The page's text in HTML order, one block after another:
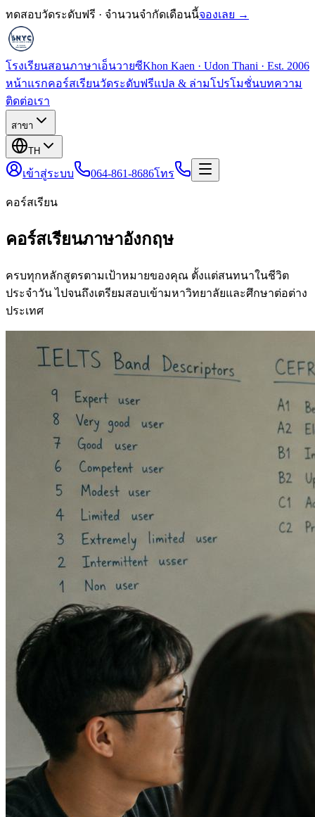
ทดสอบวัดระดับฟรี · จำนวนจำกัดเดือนนี้จองเลย →
โรงเรียนสอนภาษาเอ็นวายซีKhon Kaen · Udon Thani · Est. 2006
หน้าแรกคอร์สเรียนวัดระดับฟรีแปล & ล่ามโปรโมชั่นบทความ
ติดต่อเรา
สาขา
TH
เข้าสู่ระบบ 064-861-8686โทร
คอร์สเรียน
คอร์สเรียนภาษาอังกฤษ
ครบทุกหลักสูตรตามเป้าหมายของคุณ ตั้งแต่สนทนาในชีวิต
ประจำวัน ไปจนถึงเตรียมสอบเข้ามหาวิทยาลัยและศึกษาต่อต่าง
ประเทศ